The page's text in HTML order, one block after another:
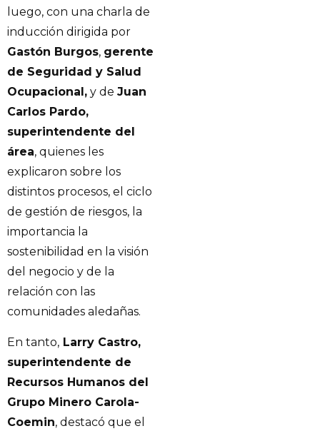
luego, con una charla de
inducción dirigida por
Gastón Burgos, gerente
de Seguridad y Salud
Ocupacional, y de Juan
Carlos Pardo,
superintendente del
área, quienes les
explicaron sobre los
distintos procesos, el ciclo
de gestión de riesgos, la
importancia la
sostenibilidad en la visión
del negocio y de la
relación con las
comunidades aledañas.
En tanto, Larry Castro,
superintendente de
Recursos Humanos del
Grupo Minero Carola-
Coemin, destacó que el